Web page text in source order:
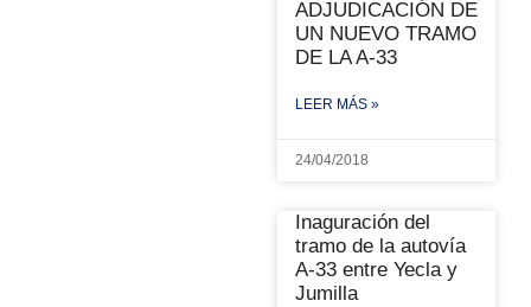
ADJUDICACIÓN DE
UN NUEVO TRAMO
DE LA A-33
LEER MÁS »
24/04/2018
Inaguración del
tramo de la autovía
A-33 entre Yecla y
Jumilla